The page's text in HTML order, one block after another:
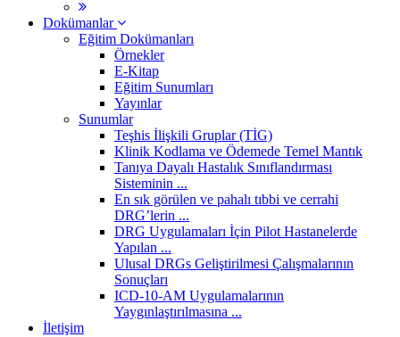
Dokümanlar
Eğitim Dokümanları
Örnekler
E-Kitap
Eğitim Sunumları
Yayınlar
Sunumlar
Teşhis İlişkili Gruplar (TİG)
Klinik Kodlama ve Ödemede Temel Mantık
Tanıya Dayalı Hastalık Sınıflandırması
Sisteminin ...
En sık görülen ve pahalı tıbbi ve cerrahi
DRG’lerin ...
DRG Uygulamaları İçin Pilot Hastanelerde
Yapılan ...
Ulusal DRGs Geliştirilmesi Çalışmalarının
Sonuçları
ICD-10-AM Uygulamalarının
Yaygınlaştırılmasına ...
İletişim